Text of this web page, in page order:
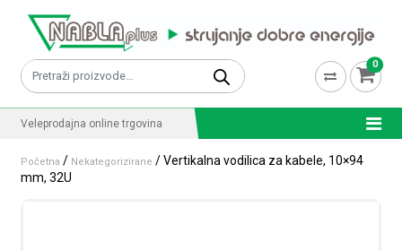
Pretraži: 0
Veleprodajna online trgovina
Početna / Nekategorizirane / Vertikalna vodilica za kabele, 10×94
mm, 32U